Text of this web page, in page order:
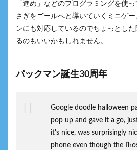
「進め」などのプログラミングを使
さぎをゴールへと導いていくミニゲ
ンにも対応しているのでちょっとし
るのもいいかもしれません。
パックマン誕生30周年
Google doodle halloween
pop up and gave it a go,
it's nice, was surprisingly
phone even though the